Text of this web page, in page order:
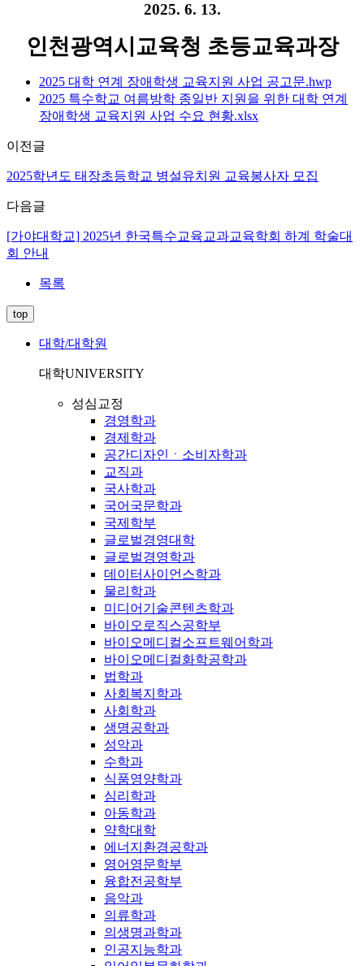
2025. 6. 13.
인천광역시교육청 초등교육과장
2025 대학 연계 장애학생 교육지원 사업 공고문.hwp
2025 특수학교 여름방학 종일반 지원을 위한 대학 연계
장애학생 교육지원 사업 수요 현황.xlsx
이전글
2025학년도 태장초등학교 병설유치원 교육봉사자 모집
다음글
[가야대학교] 2025년 한국특수교육교과교육학회 하계 학술대
회 안내
목록
top
대학/대학원
대학UNIVERSITY
성심교정
경영학과
경제학과
공간디자인ㆍ소비자학과
교직과
국사학과
국어국문학과
국제학부
글로벌경영대학
글로벌경영학과
데이터사이언스학과
물리학과
미디어기술콘텐츠학과
바이오로직스공학부
바이오메디컬소프트웨어학과
바이오메디컬화학공학과
법학과
사회복지학과
사회학과
생명공학과
성악과
수학과
식품영양학과
심리학과
아동학과
약학대학
에너지환경공학과
영어영문학부
융합전공학부
음악과
의류학과
의생명과학과
인공지능학과